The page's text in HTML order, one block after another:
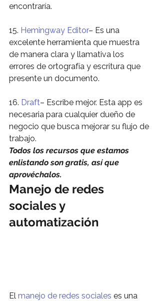
encontraría.
15. Hemingway Editor– Es una
excelente herramienta que muestra
de manera clara y llamativa los
errores de ortografía y escritura que
presente un documento.
16. Draft– Escribe mejor. Esta app es
necesaria para cualquier dueño de
negocio que busca mejorar su flujo de
trabajo.
Todos los recursos que estamos
enlistando son gratis, así que
aprovéchalos.
Manejo de redes
sociales y
automatización
El manejo de redes sociales es una